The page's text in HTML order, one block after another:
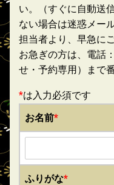
い。（すぐに自動送
ない場合は迷惑メー
担当者より、早急に
お急ぎの方は、電話
せ・予約専用）まで
*は入力必須です
お名前*
ふりがな*